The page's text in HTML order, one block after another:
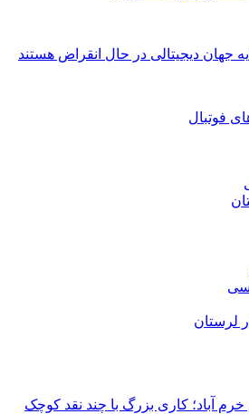
جهان دیجیتالی در حال انقراض هستند
فوتبال
لرستان